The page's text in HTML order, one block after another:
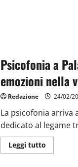
Psicofonia a
emozioni nella
Redazione 24/02/
La psicofonia arriva
dedicato al legame
Leggi tutto